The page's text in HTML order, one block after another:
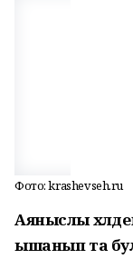
Фото: krashevseh.ru
Аяныслы
ышанып та